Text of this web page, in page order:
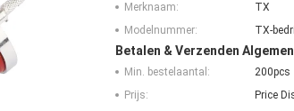
Merknaam:
TX
Modelnummer:
TX-
Betalen & Verzenden
Min. bestelaantal:
200pcs
Prijs:
Price